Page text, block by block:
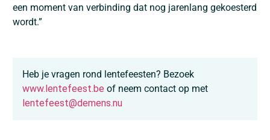
een moment van verbinding dat nog jarenlang gekoesterd
wordt.”
Heb je vragen rond lentefeesten? Bezoek
www.lentefeest.be of neem contact op met
lentefeest@demens.nu